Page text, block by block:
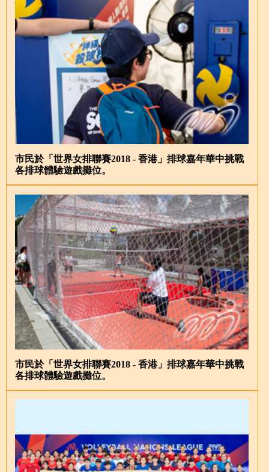
市民於「世界女排聯賽2018 - 香港」排球嘉年華中挑戰
各排球體驗遊戲攤位。
市民於「世界女排聯賽2018 - 香港」排球嘉年華中挑戰
各排球體驗遊戲攤位。